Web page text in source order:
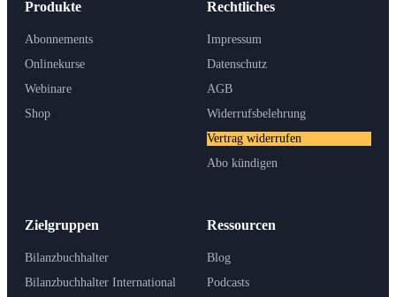
Produkte
Abonnements
Onlinekurse
Webinare
Shop
Zielgruppen
Bilanzbuchhalter
Bilanzbuchhalter International
Ressourcen
Blog
Podcasts
Rechtliches
Impressum
Datenschutz
AGB
Widerrufsbelehrung
Vertrag widerrufen
Abo kündigen